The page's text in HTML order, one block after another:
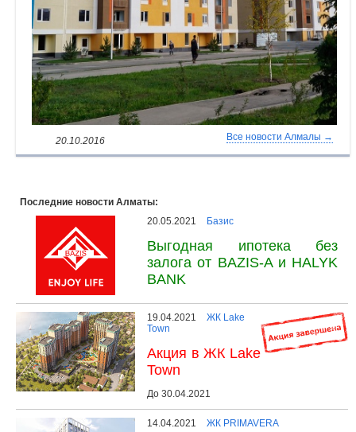
20.10.2016 Все новости Алмалы →
Последние новости Алматы:
20.05.2021
Базис
Выгодная ипотека без
залога от BAZIS-A и HALYK
BANK
19.04.2021
ЖК Lake
Town
Акция в ЖК Lake
Town
До 30.04.2021
14.04.2021 ЖК PRIMAVERA